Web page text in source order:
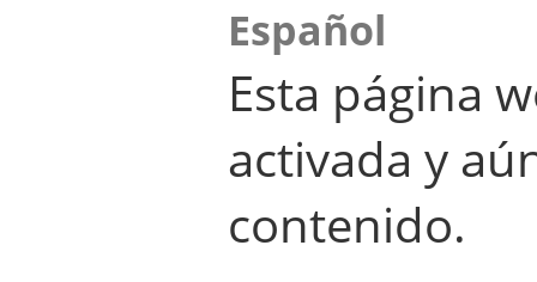
Español
Esta página
activada y
contenido.